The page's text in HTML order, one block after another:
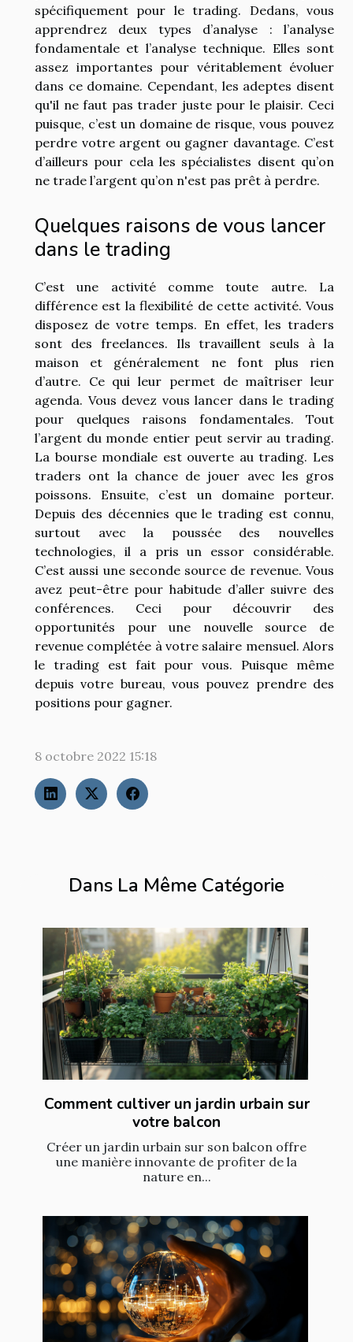
Dans La Même Catégorie
Comment cultiver un jardin urbain sur
votre balcon
Créer un jardin urbain sur son balcon offre
une manière innovante de profiter de la
nature en...
spécifiquement pour le trading. Dedans, vous
apprendrez deux types d’analyse : l’analyse
fondamentale et l’analyse technique. Elles sont
assez importantes pour véritablement évoluer
dans ce domaine. Cependant, les adeptes disent
qu'il ne faut pas trader juste pour le plaisir. Ceci
puisque, c’est un domaine de risque, vous pouvez
perdre votre argent ou gagner davantage. C’est
d’ailleurs pour cela les spécialistes disent qu’on
ne trade l’argent qu’on n'est pas prêt à perdre.
Quelques raisons de vous lancer
dans le trading
C’est une activité comme toute autre. La
différence est la flexibilité de cette activité. Vous
disposez de votre temps. En effet, les traders
sont des freelances. Ils travaillent seuls à la
maison et généralement ne font plus rien
d’autre. Ce qui leur permet de maîtriser leur
agenda. Vous devez vous lancer dans le trading
pour quelques raisons fondamentales. Tout
l’argent du monde entier peut servir au trading.
La bourse mondiale est ouverte au trading. Les
traders ont la chance de jouer avec les gros
poissons. Ensuite, c’est un domaine porteur.
Depuis des décennies que le trading est connu,
surtout avec la poussée des nouvelles
technologies, il a pris un essor considérable.
C’est aussi une seconde source de revenue. Vous
avez peut-être pour habitude d’aller suivre des
conférences. Ceci pour découvrir des
opportunités pour une nouvelle source de
revenue complétée à votre salaire mensuel. Alors
le trading est fait pour vous. Puisque même
depuis votre bureau, vous pouvez prendre des
positions pour gagner.
8 octobre 2022 15:18